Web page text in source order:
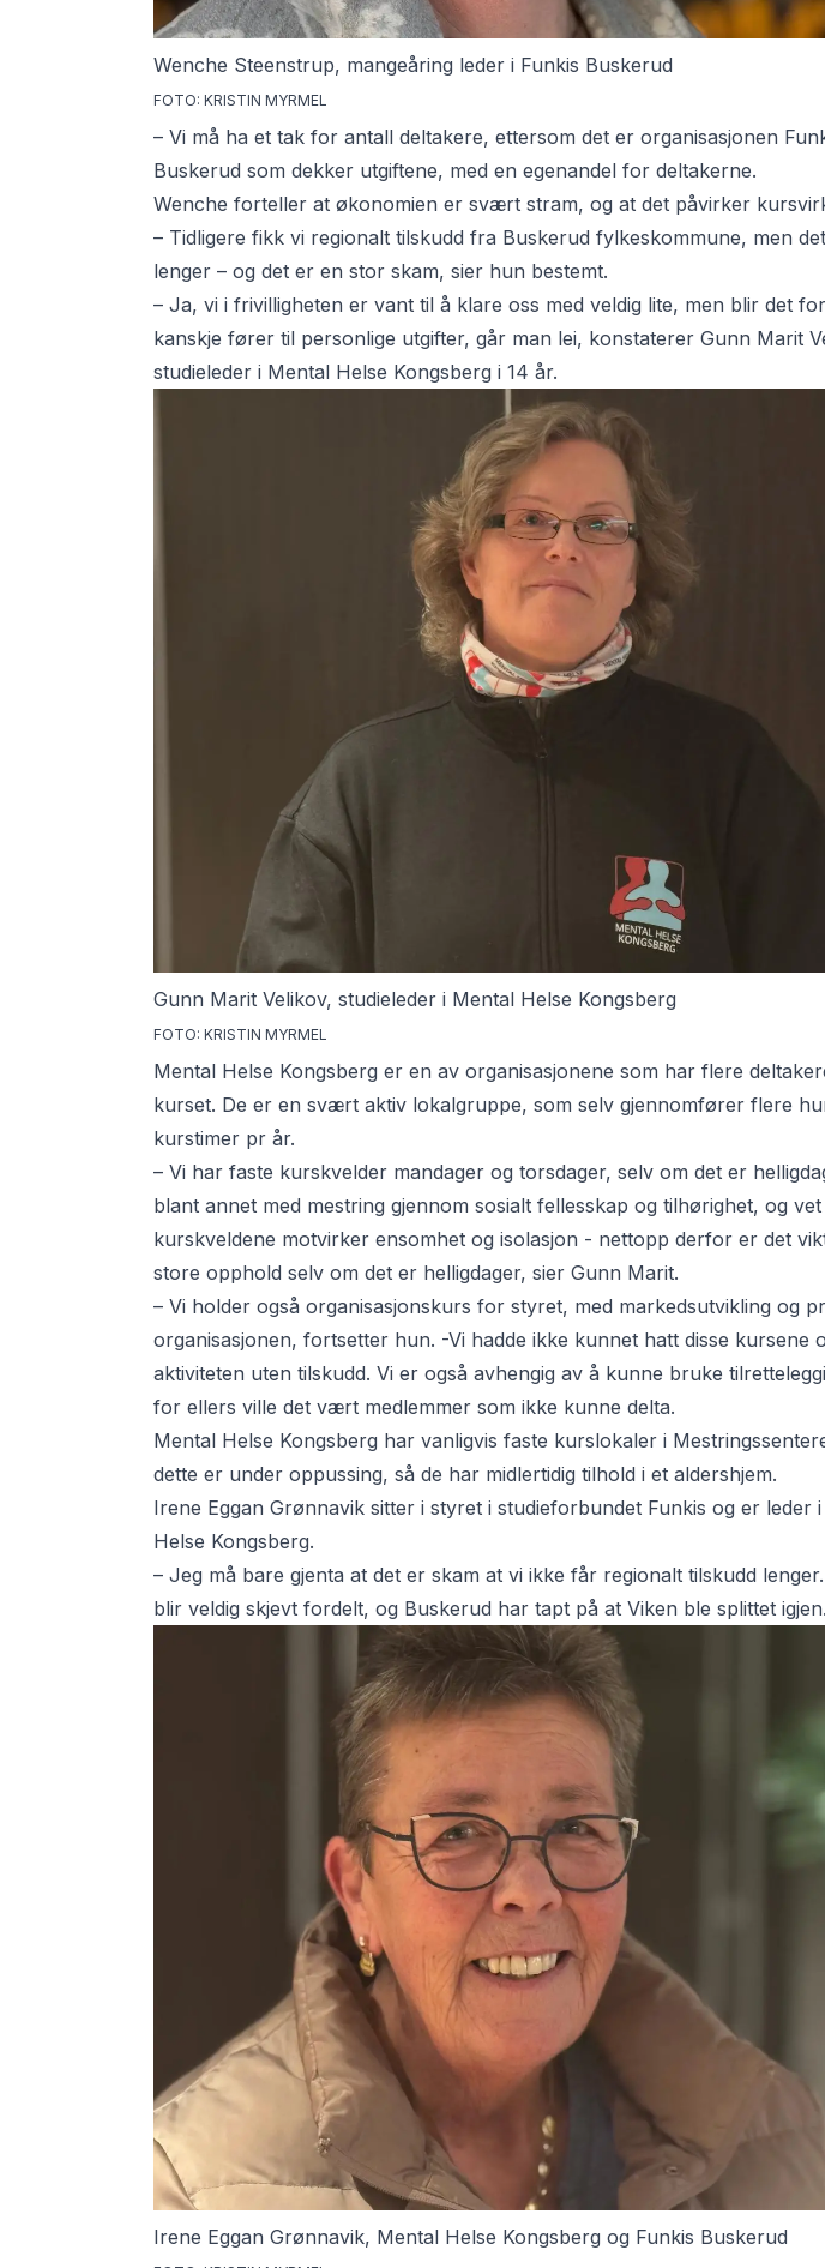
Wenche Steenstrup, mangeåring leder i Funkis Buskerud
FOTO: KRISTIN MYRMEL
– Vi må ha et tak for antall deltakere, ettersom det er organisasjonen
Buskerud som dekker utgiftene, med en egenandel for deltakerne.
Wenche forteller at økonomien er svært stram, og at det påvirker
– Tidligere fikk vi regionalt tilskudd fra Buskerud fylkeskommune, men
lenger – og det er en stor skam, sier hun bestemt.
– Ja, vi i frivilligheten er vant til å klare oss med veldig lite, men blir det
kanskje fører til personlige utgifter, går man lei, konstaterer Gunn Marit
studieleder i Mental Helse Kongsberg i 14 år.
Gunn Marit Velikov, studieleder i Mental Helse Kongsberg
FOTO: KRISTIN MYRMEL
Mental Helse Kongsberg er en av organisasjonene som har flere
kurset. De er en svært aktiv lokalgruppe, som selv gjennomfører flere
kurstimer pr år.
– Vi har faste kurskvelder mandager og torsdager, selv om det er
blant annet med mestring gjennom sosialt fellesskap og tilhørighet, og vet
kurskveldene motvirker ensomhet og isolasjon - nettopp derfor er det
store opphold selv om det er helligdager, sier Gunn Marit.
– Vi holder også organisasjonskurs for styret, med markedsutvikling og
organisasjonen, fortsetter hun. -Vi hadde ikke kunnet hatt disse kursene
aktiviteten uten tilskudd. Vi er også avhengig av å kunne bruke
for ellers ville det vært medlemmer som ikke kunne delta.
Mental Helse Kongsberg har vanligvis faste kurslokaler i
dette er under oppussing, så de har midlertidig tilhold i et aldershjem.
Irene Eggan Grønnavik sitter i styret i studieforbundet Funkis og er leder
Helse Kongsberg.
– Jeg må bare gjenta at det er skam at vi ikke får regionalt tilskudd
blir veldig skjevt fordelt, og Buskerud har tapt på at Viken ble splittet igjen.
Irene Eggan Grønnavik, Mental Helse Kongsberg og Funkis Buskerud